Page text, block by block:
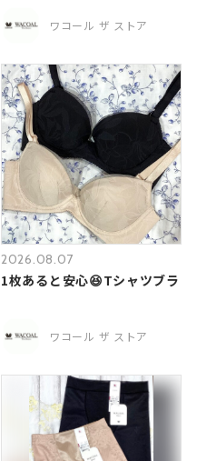
ワコール ザ ストア
2026.08.07
1枚あると安心😆Tシャツブラ
ワコール ザ ストア